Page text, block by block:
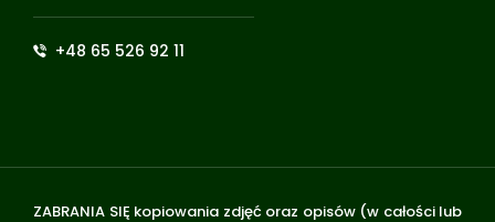
+48 65 526 92 11
ZABRANIA SIĘ kopiowania zdjęć oraz opisów (w całości lub